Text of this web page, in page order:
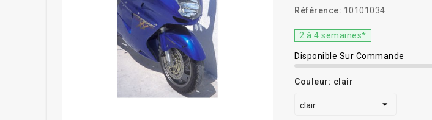
Référence: 10101034
2 à 4 semaines*
Disponible Sur Commande
Couleur: clair